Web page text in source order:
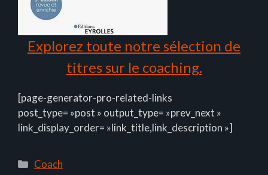
Explorez toute notre sélection de
titres sur le coaching.
[page-generator-pro-related-links
post_type= »post » output_type= »prev_next »
link_display_order= »link_title,link_description »]
Catégories
Coach